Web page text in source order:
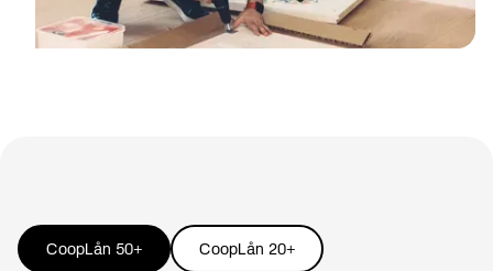
CoopLån 50+ CoopLån 20+